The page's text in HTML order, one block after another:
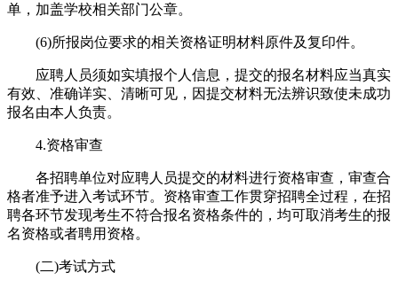
单，加盖学校相关部门公章。
(6)所报岗位要求的相关资格证明材料原件及复印件。
应聘人员须如实填报个人信息，提交的报名材料应当真实
有效、准确详实、清晰可见，因提交材料无法辨识致使未成功
报名由本人负责。
4.资格审查
各招聘单位对应聘人员提交的材料进行资格审查，审查合
格者准予进入考试环节。资格审查工作贯穿招聘全过程，在招
聘各环节发现考生不符合报名资格条件的，均可取消考生的报
名资格或者聘用资格。
(二)考试方式